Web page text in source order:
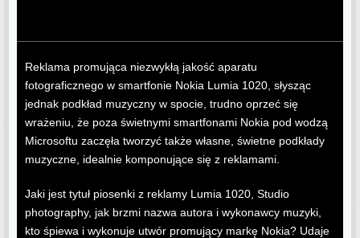
Reklama promująca niezwykłą jakość aparatu
fotograficznego w smartfonie Nokia Lumia 1020, słysząc
jednak podkład muzyczny w spocie, trudno oprzeć się
wrażeniu, że poza świetnymi smartfonami Nokia pod wodzą
Microsoftu zaczęła tworzyć także własne, świetne podkłady
muzyczne, idealnie komponujące się z reklamami.
Jaki jest tytuł piosenki z reklamy Lumia 1020, Studio
photography, jak brzmi nazwa autora i wykonawcy muzyki,
kto śpiewa i wykonuje utwór promujący markę Nokia? Udaje